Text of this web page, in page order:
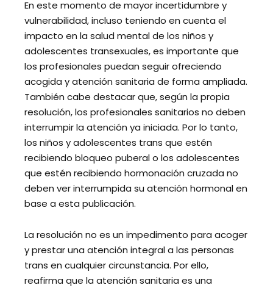
En este momento de mayor incertidumbre y
vulnerabilidad, incluso teniendo en cuenta el
impacto en la salud mental de los niños y
adolescentes transexuales, es importante que
los profesionales puedan seguir ofreciendo
acogida y atención sanitaria de forma ampliada.
También cabe destacar que, según la propia
resolución, los profesionales sanitarios no deben
interrumpir la atención ya iniciada. Por lo tanto,
los niños y adolescentes trans que estén
recibiendo bloqueo puberal o los adolescentes
que estén recibiendo hormonación cruzada no
deben ver interrumpida su atención hormonal en
base a esta publicación.
La resolución no es un impedimento para acoger
y prestar una atención integral a las personas
trans en cualquier circunstancia. Por ello,
reafirma que la atención sanitaria es una